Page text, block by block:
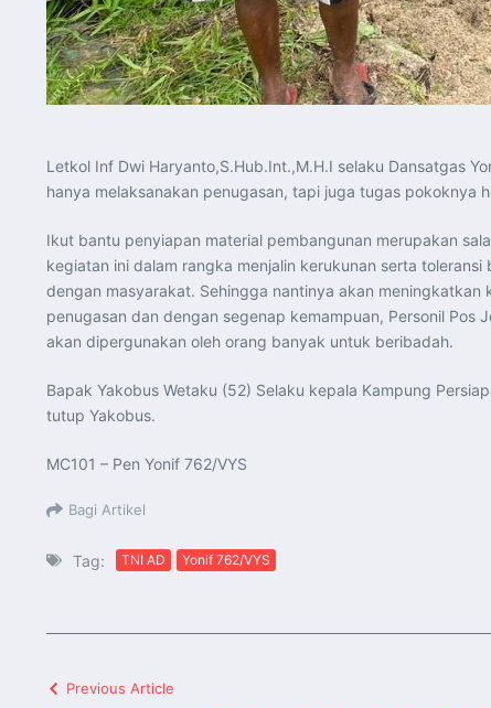
Letkol Inf Dwi Haryanto,S.Hub.Int.,M.H.I selaku Dansatgas
hanya melaksanakan penugasan, tapi juga tugas pokoknya
Ikut bantu penyiapan material pembangunan merupakan
kegiatan ini dalam rangka menjalin kerukunan serta
dengan masyarakat. Sehingga nantinya akan
penugasan dan dengan segenap kemampuan, Personil
akan dipergunakan oleh orang banyak untuk beribadah.
Bapak Yakobus Wetaku (52) Selaku kepala Kampung
tutup Yakobus.
MC101 – Pen Yonif 762/VYS
Bagi Artikel
Tag: TNI AD Yonif 762/VYS
Previous Article